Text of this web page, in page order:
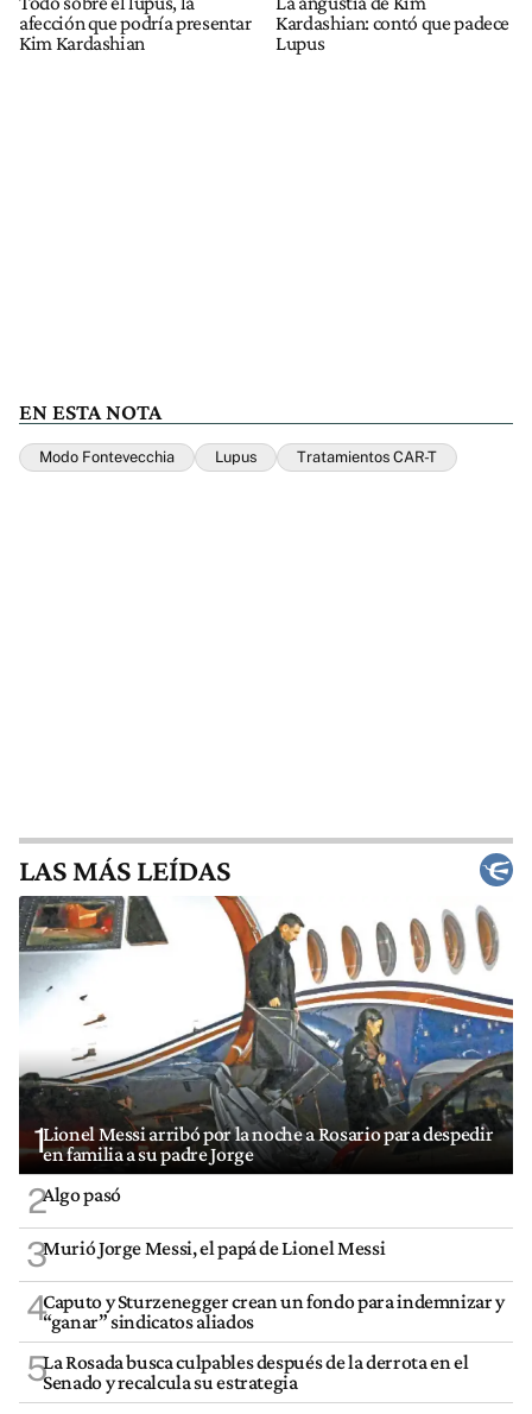
afección que podría presentar
Kim Kardashian
Kardashian: contó que padece
Lupus
EN ESTA NOTA
Modo Fontevecchia Lupus Tratamientos CAR-T
LAS MÁS LEÍDAS
1Lionel Messi arribó por la noche a Rosario para despedir
en familia a su padre Jorge
2Algo pasó
3Murió Jorge Messi, el papá de Lionel Messi
4Caputo y Sturzenegger crean un fondo para indemnizar y
“ganar” sindicatos aliados
5La Rosada busca culpables después de la derrota en el
Senado y recalcula su estrategia